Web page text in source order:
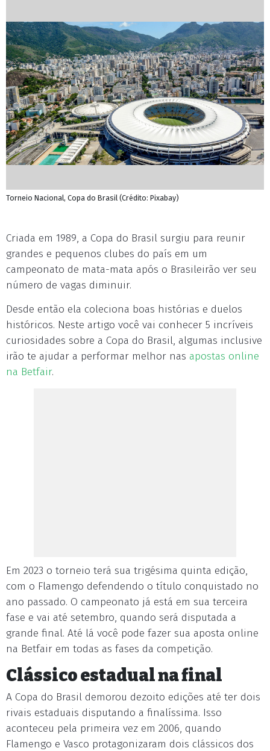
Torneio Nacional, Copa do Brasil (Crédito: Pixabay)
Criada em 1989, a Copa do Brasil surgiu para reunir
grandes e pequenos clubes do país em um
campeonato de mata-mata após o Brasileirão ver seu
número de vagas diminuir.
Desde então ela coleciona boas histórias e duelos
históricos. Neste artigo você vai conhecer 5 incríveis
curiosidades sobre a Copa do Brasil, algumas inclusive
irão te ajudar a performar melhor nas apostas online
na Betfair.
Em 2023 o torneio terá sua trigésima quinta edição,
com o Flamengo defendendo o título conquistado no
ano passado. O campeonato já está em sua terceira
fase e vai até setembro, quando será disputada a
grande final. Até lá você pode fazer sua aposta online
na Betfair em todas as fases da competição.
Clássico estadual na final
A Copa do Brasil demorou dezoito edições até ter dois
rivais estaduais disputando a finalíssima. Isso
aconteceu pela primeira vez em 2006, quando
Flamengo e Vasco protagonizaram dois clássicos dos